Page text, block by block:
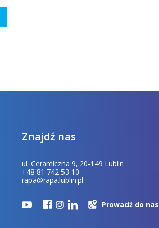
Znajdź nas
ul. Ceramiczna 9, 20-149 Lublin
+48 81 742 53 10
rapa@rapa.lublin.pl
Prowadź do nas